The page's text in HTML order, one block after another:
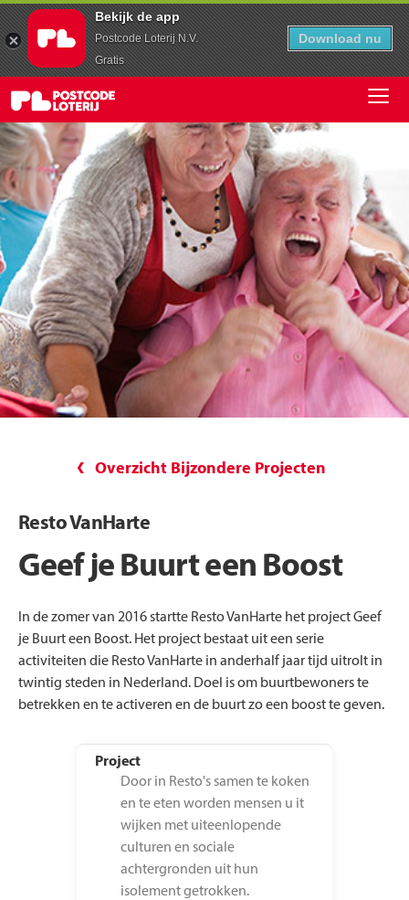
Bekijk de app
Postcode Loterij N.V.
Gratis
Download nu
Overzicht Bijzondere Projecten
Resto VanHarte
Geef je Buurt een Boost
In de zomer van 2016 startte Resto VanHarte het project Geef
je Buurt een Boost. Het project bestaat uit een serie
activiteiten die Resto VanHarte in anderhalf jaar tijd uitrolt in
twintig steden in Nederland. Doel is om buurtbewoners te
betrekken en te activeren en de buurt zo een boost te geven.
Project
Door in Resto's samen te koken
en te eten worden mensen u it
wijken met uiteenlopende
culturen en sociale
achtergronden uit hun
isolement getrokken.